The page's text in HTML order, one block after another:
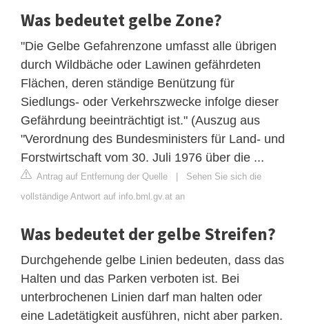
Was bedeutet gelbe Zone?
"Die Gelbe Gefahrenzone umfasst alle übrigen
durch Wildbäche oder Lawinen gefährdeten
Flächen, deren ständige Benützung für
Siedlungs- oder Verkehrszwecke infolge dieser
Gefährdung beeinträchtigt ist." (Auszug aus
"Verordnung des Bundesministers für Land- und
Forstwirtschaft vom 30. Juli 1976 über die ...
Antrag auf Entfernung der Quelle | Sehen Sie sich die
vollständige Antwort auf info.bml.gv.at an
Was bedeutet der gelbe Streifen?
Durchgehende gelbe Linien bedeuten, dass das
Halten und das Parken verboten ist. Bei
unterbrochenen Linien darf man halten oder
eine Ladetätigkeit ausführen, nicht aber parken.